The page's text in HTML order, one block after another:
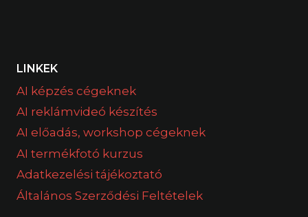
LINKEK
AI képzés cégeknek
AI reklámvideó készítés
AI előadás, workshop cégeknek
AI termékfotó kurzus
Adatkezelési tájékoztató
Általános Szerződési Feltételek